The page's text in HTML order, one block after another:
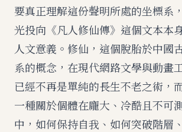
要真正理解這份聲明所處的坐標系
光投向《凡人修仙傳》這個文本本
人文意義。修仙，這個脫胎於中國
系的概念，在現代網路文學與動畫
已經不再是單純的長生不老之術，
一種關於個體在龐大、冷酷且不可
中，如何保持自我、如何突破階層